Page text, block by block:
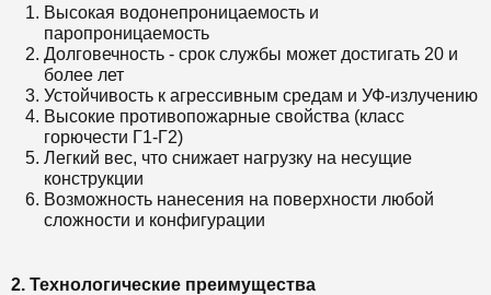
Высокая водонепроницаемость и
паропроницаемость
Долговечность - срок службы может достигать 20 и
более лет
Устойчивость к агрессивным средам и УФ-излучению
Высокие противопожарные свойства (класс
горючести Г1-Г2)
Легкий вес, что снижает нагрузку на несущие
конструкции
Возможность нанесения на поверхности любой
сложности и конфигурации
2. Технологические преимущества